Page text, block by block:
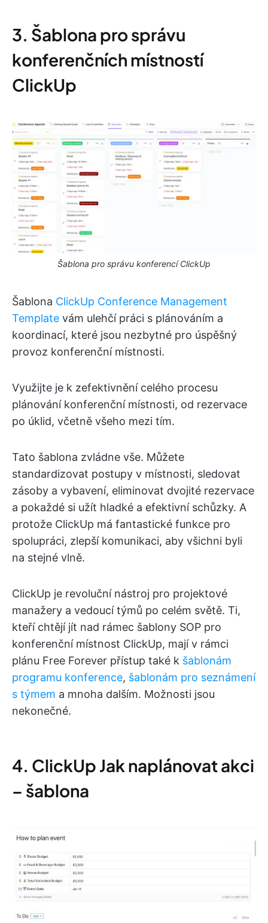
3. Šablona pro správu
konferenčních místností
ClickUp
Šablona pro správu konferencí ClickUp
Šablona ClickUp Conference Management
Template vám ulehčí práci s plánováním a
koordinací, které jsou nezbytné pro úspěšný
provoz konferenční místnosti.
Využijte je k zefektivnění celého procesu
plánování konferenční místnosti, od rezervace
po úklid, včetně všeho mezi tím.
Tato šablona zvládne vše. Můžete
standardizovat postupy v místnosti, sledovat
zásoby a vybavení, eliminovat dvojité rezervace
a pokaždé si užít hladké a efektivní schůzky. A
protože ClickUp má fantastické funkce pro
spolupráci, zlepší komunikaci, aby všichni byli
na stejné vlně.
ClickUp je revoluční nástroj pro projektové
manažery a vedoucí týmů po celém světě. Ti,
kteří chtějí jít nad rámec šablony SOP pro
konferenční místnost ClickUp, mají v rámci
plánu Free Forever přístup také k šablonám
programu konference, šablonám pro seznámení
s týmem a mnoha dalším. Možnosti jsou
nekonečné.
4. ClickUp Jak naplánovat akci
– šablona